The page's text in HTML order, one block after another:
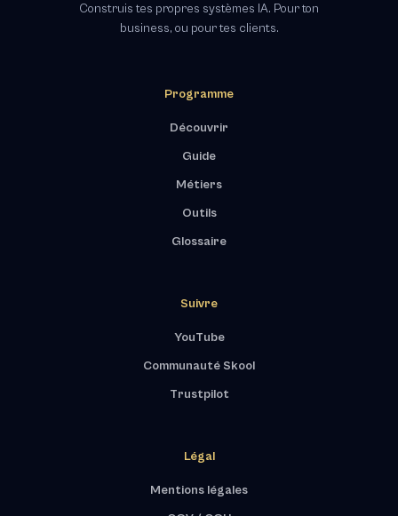
Construis tes propres systèmes IA. Pour ton
business, ou pour tes clients.
Programme
Découvrir
Guide
Métiers
Outils
Glossaire
Suivre
YouTube
Communauté Skool
Trustpilot
Légal
Mentions légales